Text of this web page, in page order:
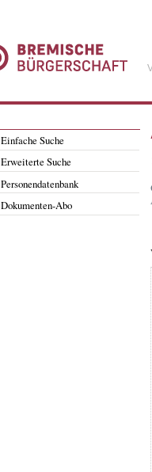
Einfache Suche
Erweiterte Suche
Personendatenbank
Dokumenten-Abo